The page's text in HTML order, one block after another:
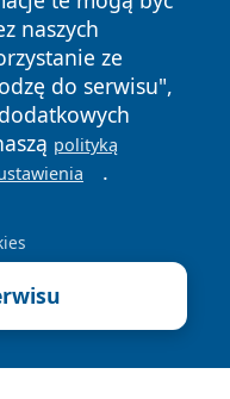
naszych
ze
do serwisu",
polityką
.
Polityka
Cookies